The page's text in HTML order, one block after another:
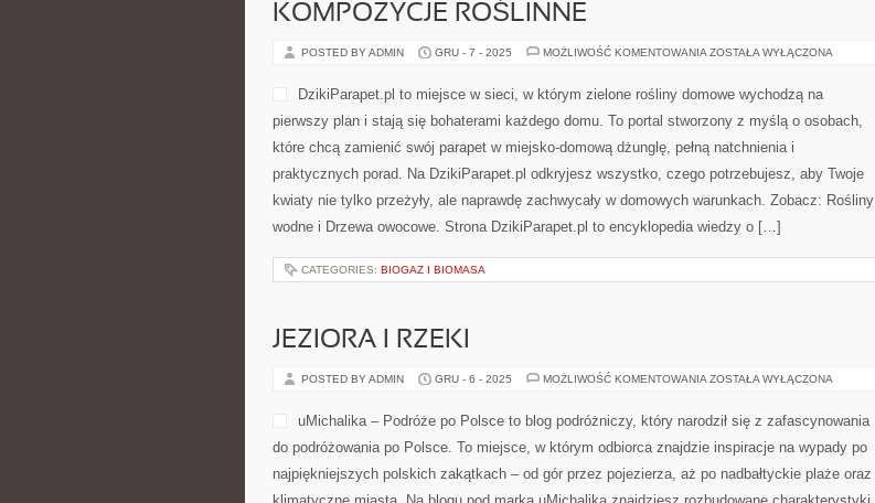
KOMPOZYCJE ROŚLINNE
POSTED BY ADMIN GRU - 7 - 2025 MOŻLIWOŚĆ KOMENTOWANIA KOMPOZYCJE
ZOSTAŁA WYŁĄCZONA
DzikiParapet.pl to miejsce w sieci, w którym zielone rośliny domowe wychodzą na
pierwszy plan i stają się bohaterami każdego domu. To portal stworzony z myślą o osobach,
które chcą zamienić swój parapet w miejsko-domową dżunglę, pełną natchnienia i
praktycznych porad. Na DzikiParapet.pl odkryjesz wszystko, czego potrzebujesz, aby Twoje
kwiaty nie tylko przeżyły, ale naprawdę zachwycały w domowych warunkach. Zobacz: Rośliny
wodne i Drzewa owocowe. Strona DzikiParapet.pl to encyklopedia wiedzy o […]
CATEGORIES: BIOGAZ I BIOMASA
JEZIORA I RZEKI
POSTED BY ADMIN GRU - 6 - 2025 MOŻLIWOŚĆ KOMENTOWANIA JEZIORA
ZOSTAŁA WYŁĄCZONA
uMichalika – Podróże po Polsce to blog podróżniczy, który narodził się z zafascynowania
do podróżowania po Polsce. To miejsce, w którym odbiorca znajdzie inspiracje na wypady po
najpiękniejszych polskich zakątkach – od gór przez pojezierza, aż po nadbałtyckie plaże oraz